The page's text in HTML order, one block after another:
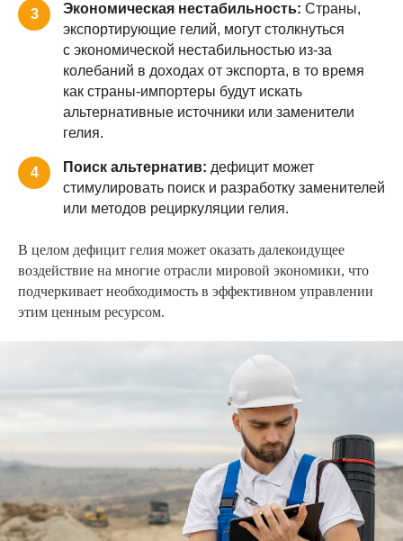
3 Экономическая нестабильность: Страны,
экспортирующие гелий, могут столкнуться
с экономической нестабильностью из-за
колебаний в доходах от экспорта, в то время
как страны-импортеры будут искать
альтернативные источники или заменители
гелия.
4 Поиск альтернатив: дефицит может
стимулировать поиск и разработку заменителей
или методов рециркуляции гелия.
В целом дефицит гелия может оказать далекоидущее
воздействие на многие отрасли мировой экономики, что
подчеркивает необходимость в эффективном управлении
этим ценным ресурсом.